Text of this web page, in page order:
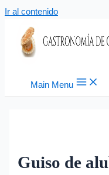
Ir al contenido
Main Menu
Guiso de